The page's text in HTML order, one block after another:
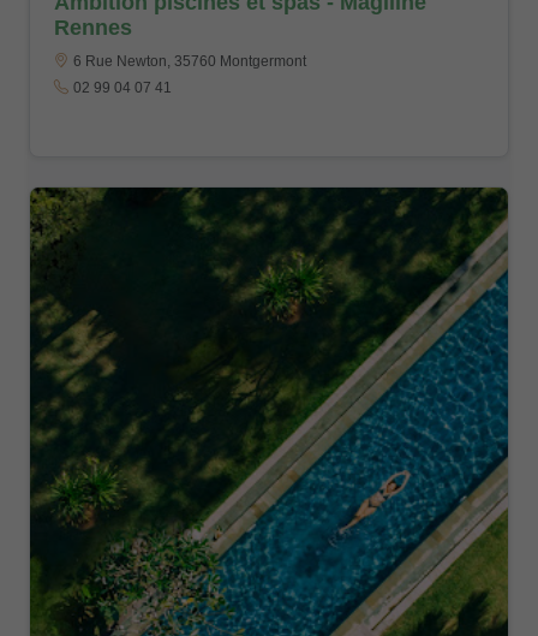
Rennes
6 Rue Newton, 35760 Montgermont
02 99 04 07 41